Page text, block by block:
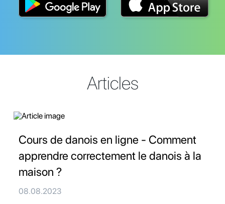
Articles
Cours de danois en ligne - Comment
apprendre correctement le danois à la
maison ?
08.08.2023